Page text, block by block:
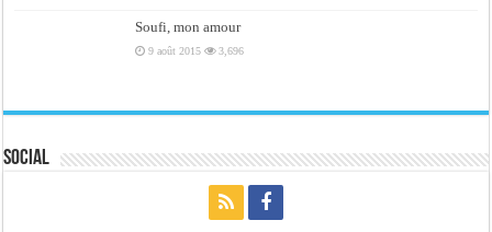
Soufi, mon amour
9 août 2015 3,696
Social